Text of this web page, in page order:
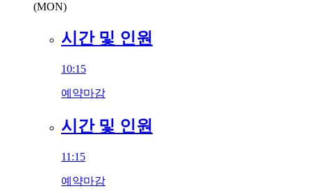
(MON)
시간 및 인원
10:15
예약마감
시간 및 인원
11:15
예약마감